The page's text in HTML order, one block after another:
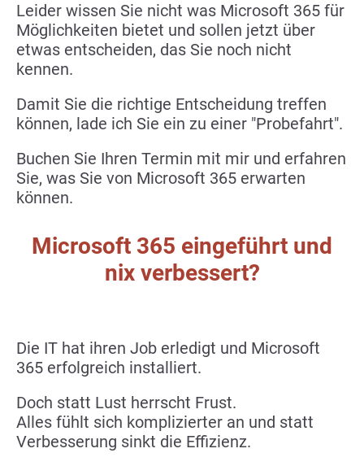
Leider wissen Sie nicht was Microsoft 365 für
Möglichkeiten bietet und sollen jetzt über
etwas entscheiden, das Sie noch nicht
kennen.
Damit Sie die richtige Entscheidung treffen
können, lade ich Sie ein zu einer "Probefahrt".
Buchen Sie Ihren Termin mit mir und erfahren
Sie, was Sie von Microsoft 365 erwarten
können.
Microsoft 365 eingeführt und
nix verbessert?
Die IT hat ihren Job erledigt und Microsoft
365 erfolgreich installiert.
Doch statt Lust herrscht Frust.
Alles fühlt sich komplizierter an und statt
Verbesserung sinkt die Effizienz.